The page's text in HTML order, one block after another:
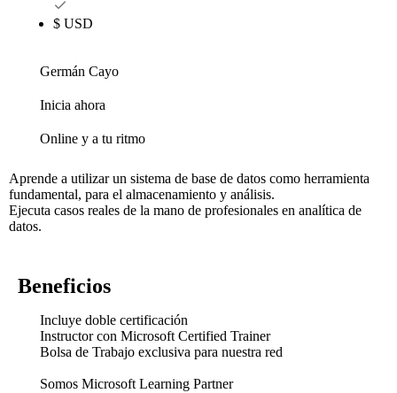
$ USD
Germán Cayo
Inicia ahora
Online y a tu ritmo
Aprende a utilizar un sistema de base de datos como herramienta
fundamental, para el almacenamiento y análisis.
Ejecuta casos reales de la mano de profesionales en analítica de
datos.
Beneficios
Incluye doble certificación
Instructor con Microsoft Certified Trainer
Bolsa de Trabajo exclusiva para nuestra red
Somos Microsoft Learning Partner